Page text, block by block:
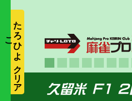
た
ろ
ひ
よ
こ